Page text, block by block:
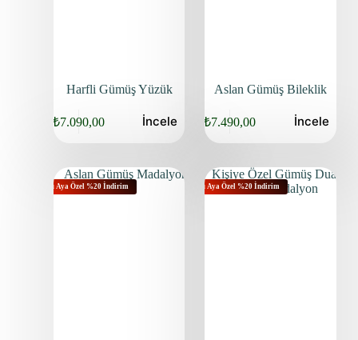
Harfli Gümüş Yüzük
₺7.090,00 İncele
Aslan Gümüş Bileklik
₺7.490,00 İncele
Bu Aya Özel %20 İndirim Bu Aya Özel %20 İndirim